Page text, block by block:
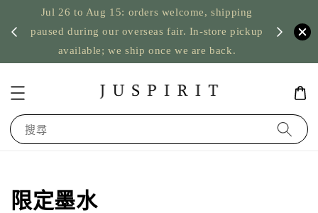
Jul 26 to Aug 15: orders welcome, shipping
paused during our overseas fair. In-store pickup
available; we ship once we are back.
US
搜尋
限定墨水